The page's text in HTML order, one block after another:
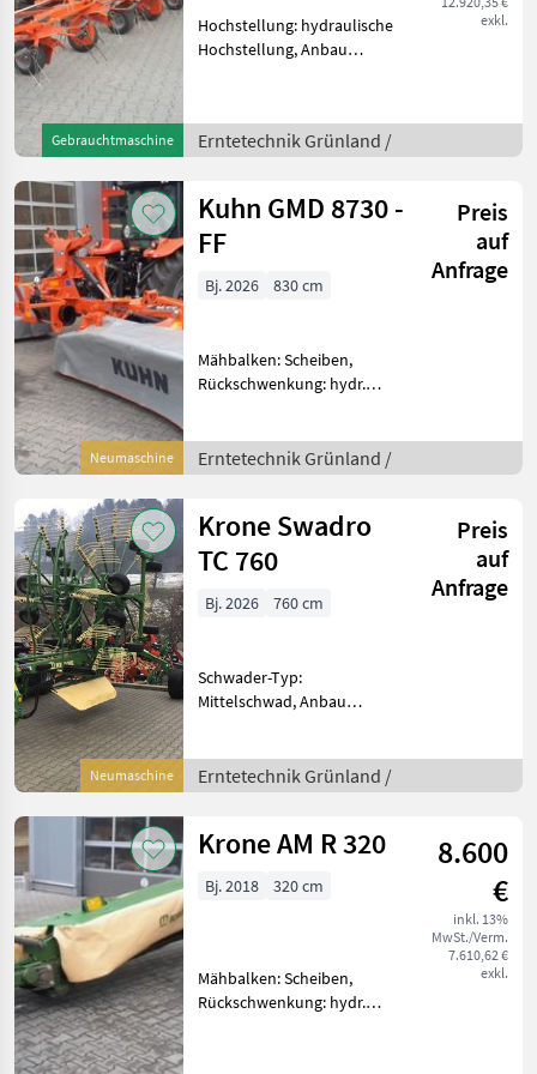
Gebrauchtmaschine
exkl.
Hochstellung: hydraulische
Hochstellung, Anbau
Streuwinkelverstellung,
Schutzbügel Sehr schöner
Erntetechnik Grünland /
Neumaschine
Kuhn GMD 8730 -
FF
Preis
auf
Anfrage
Bj. 2026 830 cm
Mähbalken: Scheiben,
Rückschwenkung: hydr.
Beleuchtung, Hochstellung,
Schnitthöhenverstellung
Mähwerk But
Erntetechnik Grünland /
Neumaschine
Krone Swadro
TC 760
Preis
auf
Anfrage
Bj. 2026 760 cm
Schwader-Typ:
Mittelschwad, Anbau
Nachlaufeinrichtung,
Tandemachse Hydraulisch
von 6, 8 bis 7, 6m mit
Erntetechnik Grünland /
Krone AM R 320
8.600
€
inkl. 13%
MwSt./Verm.
7.610,62 €
exkl.
Bj. 2018 320 cm
Mähbalken: Scheiben,
Rückschwenkung: hydr.